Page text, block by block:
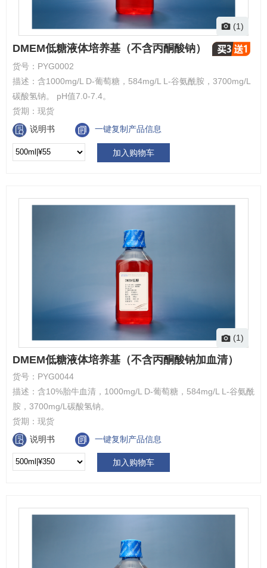
(1)
DMEM低糖液体培养基（不含丙酮酸钠）
货号： PYG0002
描述： 含1000mg/L D-葡萄糖，584mg/L L-谷氨酰胺，3700mg/L
碳酸氢钠。 pH值7.0-7.4。
货期： 现货
说明书
一键复制产品信息
加入购物车
(1)
DMEM低糖液体培养基（不含丙酮酸钠加血清）
货号： PYG0044
描述： 含10%胎牛血清，1000mg/L D-葡萄糖，584mg/L L-谷氨酰
胺，3700mg/L碳酸氢钠。
货期： 现货
说明书
一键复制产品信息
加入购物车